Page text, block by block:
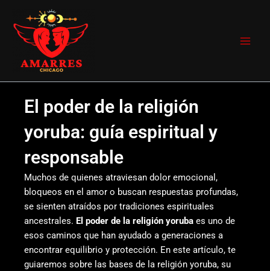
contenido
El poder de la religión
yoruba: guía espiritual y
responsable
Muchos de quienes atraviesan dolor emocional,
bloqueos en el amor o buscan respuestas profundas,
se sienten atraídos por tradiciones espirituales
ancestrales. El poder de la religión yoruba es uno de
esos caminos que han ayudado a generaciones a
encontrar equilibrio y protección. En este artículo, te
guiaremos sobre las bases de la religión yoruba, su